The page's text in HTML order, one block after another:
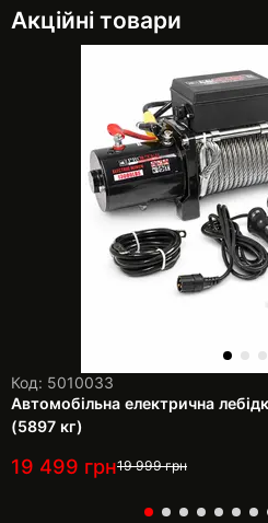
Акційні товари
Код: 5010033
Автомобільна електрична
(5897 кг)
19 499 грн19 999грн